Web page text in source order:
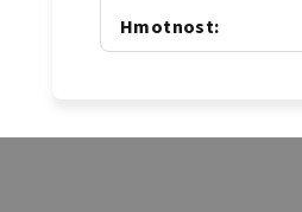
Hmotnost: